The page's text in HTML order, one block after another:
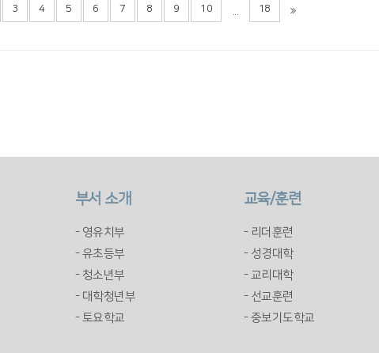
3 4 5 6 7 8 9 10 18
부서 소개
- 영유치부
- 유초등부
- 청소년부
- 대학청년부
- 토요학교
교육/훈련
- 리더훈련
- 성경대학
- 교리대학
- 선교훈련
- 중보기도학교